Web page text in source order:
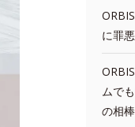
に罪
ムで
の相